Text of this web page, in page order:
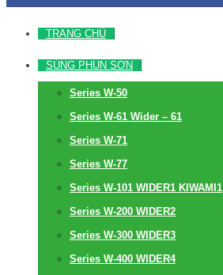
TRANG CHỦ
SÚNG PHUN SƠN
Series W-50
Series W-61 Wider – 61
Series W-71
Series W-77
Series W-101 WIDER1 KIWAMI1
Series W-200 WIDER2
Series W-300 WIDER3
Series W-400 WIDER4